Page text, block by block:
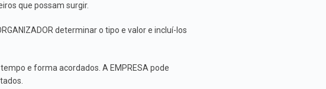
que possam surgir.
determinar o tipo e valor e incluí-los
e forma acordados. A EMPRESA pode